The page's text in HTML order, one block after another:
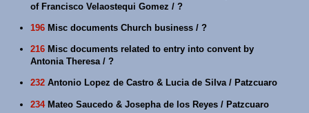
of Francisco Velaostequi Gomez / ?
196 Misc documents Church business / ?
216 Misc documents related to entry into convent by
Antonia Theresa / ?
232 Antonio Lopez de Castro & Lucia de Silva / Patzcuaro
234Mateo Saucedo & Josepha de los Reyes / Patzcuaro